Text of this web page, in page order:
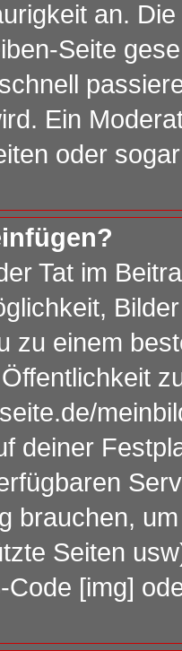
an.
Seite
Ein
oder
Tat im
zu einem
deiner
brauchen,
Seiten
Code [img]